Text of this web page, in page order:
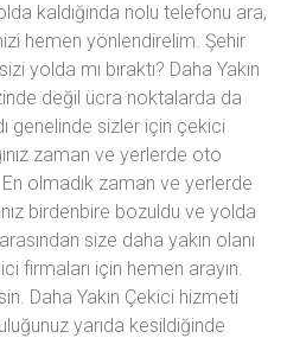
kaldığında nolu telefonu ara,
hemen yönlendirelim. Şehir
yolda mı bıraktı? Daha Yakın
değil ücra noktalarda da
genelinde sizler için çekici
zaman ve yerlerde oto
olmadık zaman ve yerlerde
birdenbire bozuldu ve yolda
size daha yakın olanı
firmaları için hemen arayın.
Daha Yakın Çekici hizmeti
yarıda kesildiğinde